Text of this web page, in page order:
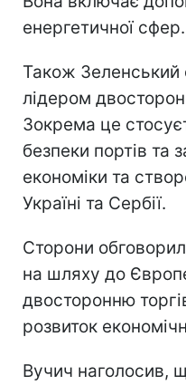
енергетичної сфер.
Також Зеленський
лідером
Зокрема це
безпеки портів та
економіки та
Україні та Сербії.
Сторони
на шляху до
двосторонню
розвиток
Вучич наголосив,